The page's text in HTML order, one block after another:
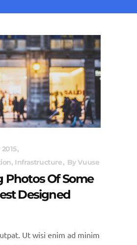
, Infrastructure ByVuuse
Photos Of Some
Designed
Ut wisi enim ad minim